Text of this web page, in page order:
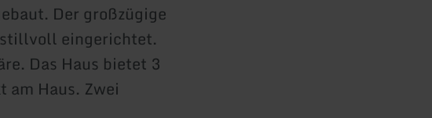
Der großzügige
eingerichtet.
Das Haus bietet 3
am Haus. Zwei